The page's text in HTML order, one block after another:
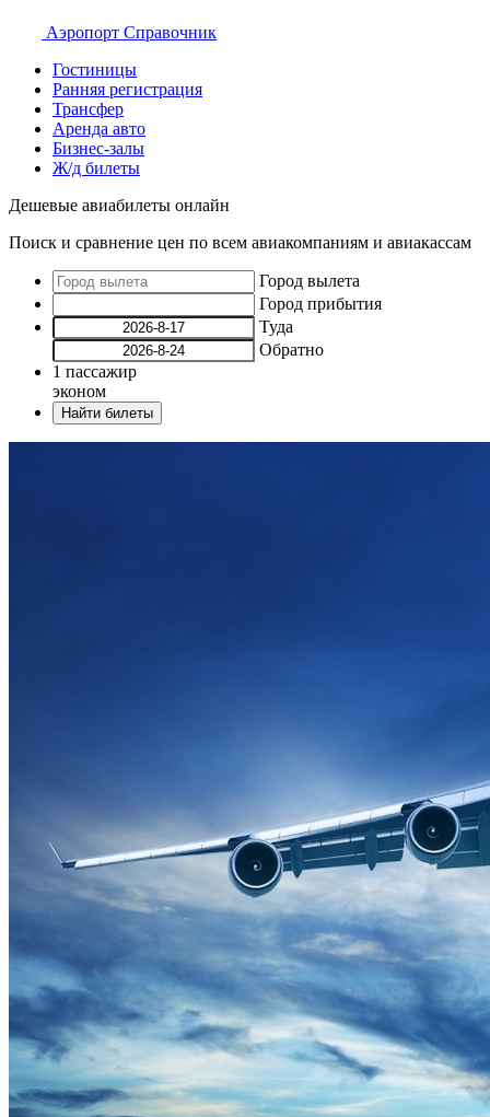
Аэропорт Справочник
Гостиницы
Ранняя регистрация
Трансфер
Аренда авто
Бизнес-залы
Ж/д билеты
Дешевые авиабилеты онлайн
Поиск и сравнение цен по всем авиакомпаниям и авиакассам
Город вылета
Город прибытия
Туда
Обратно
1 пассажир
эконом
Найти билеты